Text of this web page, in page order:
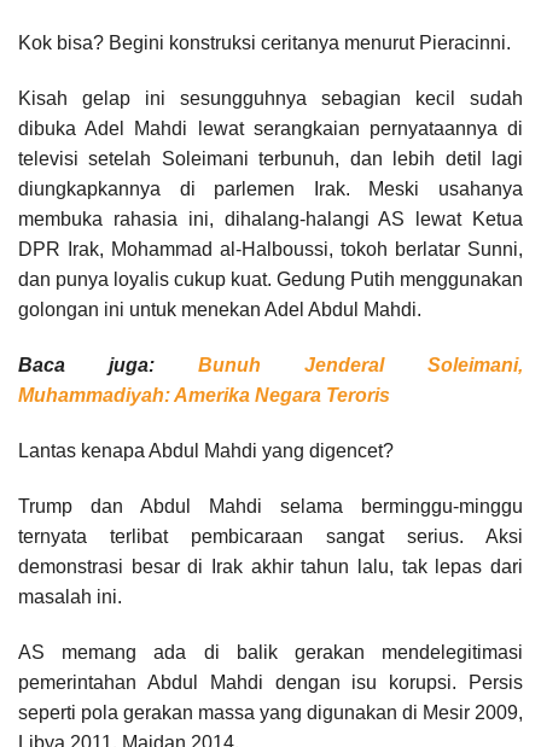
Kok bisa? Begini konstruksi ceritanya menurut Pieracinni.
Kisah gelap ini sesungguhnya sebagian kecil sudah
dibuka Adel Mahdi lewat serangkaian pernyataannya di
televisi setelah Soleimani terbunuh, dan lebih detil lagi
diungkapkannya di parlemen Irak. Meski usahanya
membuka rahasia ini, dihalang-halangi AS lewat Ketua
DPR Irak, Mohammad al-Halboussi, tokoh berlatar Sunni,
dan punya loyalis cukup kuat. Gedung Putih menggunakan
golongan ini untuk menekan Adel Abdul Mahdi.
Baca juga: Bunuh Jenderal Soleimani,
Muhammadiyah: Amerika Negara Teroris
Lantas kenapa Abdul Mahdi yang digencet?
Trump dan Abdul Mahdi selama berminggu-minggu
ternyata terlibat pembicaraan sangat serius. Aksi
demonstrasi besar di Irak akhir tahun lalu, tak lepas dari
masalah ini.
AS memang ada di balik gerakan mendelegitimasi
pemerintahan Abdul Mahdi dengan isu korupsi. Persis
seperti pola gerakan massa yang digunakan di Mesir 2009,